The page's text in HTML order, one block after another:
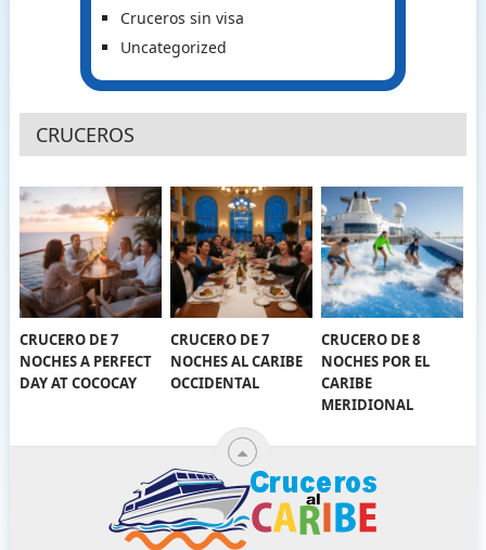
Cruceros sin visa
Uncategorized
CRUCEROS
CRUCERO DE 7
NOCHES A PERFECT
DAY AT COCOCAY
CRUCERO DE 7
NOCHES AL CARIBE
OCCIDENTAL
CRUCERO DE 8
NOCHES POR EL
CARIBE
MERIDIONAL